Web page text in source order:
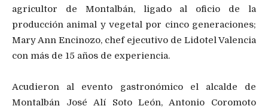
agricultor de Montalbán, ligado al oficio de la
producción animal y vegetal por cinco generaciones;
Mary Ann Encinozo, chef ejecutivo de Lidotel Valencia
con más de 15 años de experiencia.
Acudieron al evento gastronómico el alcalde de
Montalbán José Alí Soto León, Antonio Coromoto